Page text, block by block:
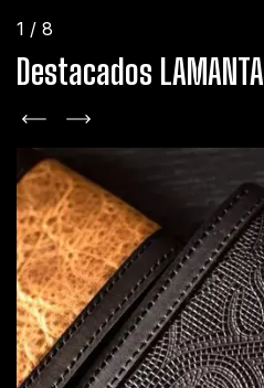
1 / 8
Destacados LAMANTA